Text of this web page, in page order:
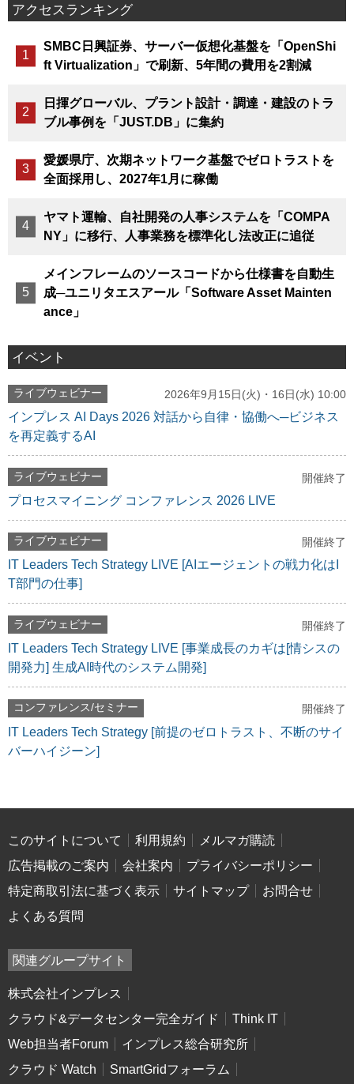
アクセスランキング
SMBC日興証券、サーバー仮想化基盤を「OpenShi
ft Virtualization」で刷新、5年間の費用を2割減
日揮グローバル、プラント設計・調達・建設のトラ
ブル事例を「JUST.DB」に集約
愛媛県庁、次期ネットワーク基盤でゼロトラストを
全面採用し、2027年1月に稼働
ヤマト運輸、自社開発の人事システムを「COMPA
NY」に移行、人事業務を標準化し法改正に追従
メインフレームのソースコードから仕様書を自動生
成─ユニリタエスアール「Software Asset Mainten
ance」
イベント
ライブウェビナー 2026年9月15日(火)・16日(水) 10:00
インプレス AI Days 2026 対話から自律・協働へ─ビジネス
を再定義するAI
ライブウェビナー 開催終了
プロセスマイニング コンファレンス 2026 LIVE
ライブウェビナー 開催終了
IT Leaders Tech Strategy LIVE [AIエージェントの戦力化はI
T部門の仕事]
ライブウェビナー 開催終了
IT Leaders Tech Strategy LIVE [事業成長のカギは[情シスの
開発力] 生成AI時代のシステム開発]
コンファレンス/セミナー 開催終了
IT Leaders Tech Strategy [前提のゼロトラスト、不断のサイ
バーハイジーン]
このサイトについて 利用規約
メルマガ購読
広告掲載のご案内
会社案内
プライバシーポリシー
特定商取引法に基づく表示
サイトマップ
お問合せ
よくある質問
関連グループサイト
株式会社インプレス
クラウド&データセンター完全ガイド
Think IT
Web担当者Forum
インプレス総合研究所
クラウド Watch
SmartGridフォーラム